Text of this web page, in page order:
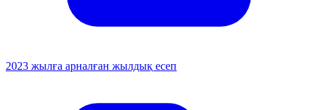
2023 жылға арналған жылдық есеп